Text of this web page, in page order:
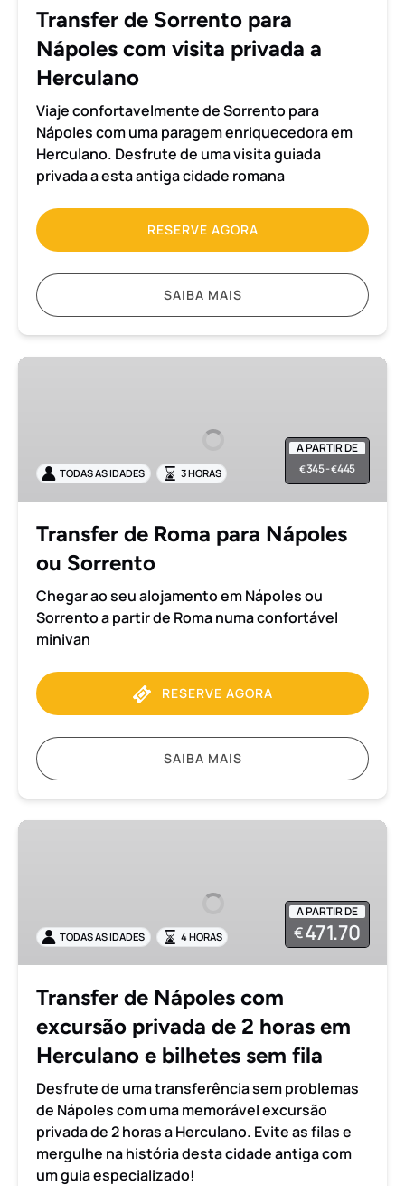
Herculano
Transfer de Sorrento para
Nápoles com visita privada a
Herculano
Viaje confortavelmente de Sorrento para
Nápoles com uma paragem enriquecedora em
Herculano. Desfrute de uma visita guiada
privada a esta antiga cidade romana
RESERVE AGORA
SAIBA MAIS
Transfer
Sorrento
A PARTIR DE
€345 -€445
TODAS AS IDADES 3 HORAS
Transfer de Roma para Nápoles
ou Sorrento
Chegar ao seu alojamento em Nápoles ou
Sorrento a partir de Roma numa confortável
minivan
RESERVE AGORA
SAIBA MAIS
Transfer
privada
de
horas
em
Herculano
bilhetes
sem
fila
A PARTIR DE
€471.70
TODAS AS IDADES 4 HORAS
Transfer de Nápoles com
excursão privada de 2 horas em
Herculano e bilhetes sem fila
Desfrute de uma transferência sem problemas
de Nápoles com uma memorável excursão
privada de 2 horas a Herculano. Evite as filas e
mergulhe na história desta cidade antiga com
um guia especializado!